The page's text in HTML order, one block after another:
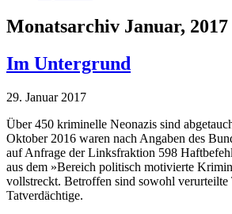
Monatsarchiv Januar, 2017
Im Untergrund
29. Januar 2017
Über 450 kriminelle Neonazis sind
Oktober 2016 waren nach Angaben des
auf Anfrage der Linksfraktion 598
aus dem »Bereich politisch motivierte
vollstreckt. Betroffen sind sowohl verurteilte
Tatverdächtige.